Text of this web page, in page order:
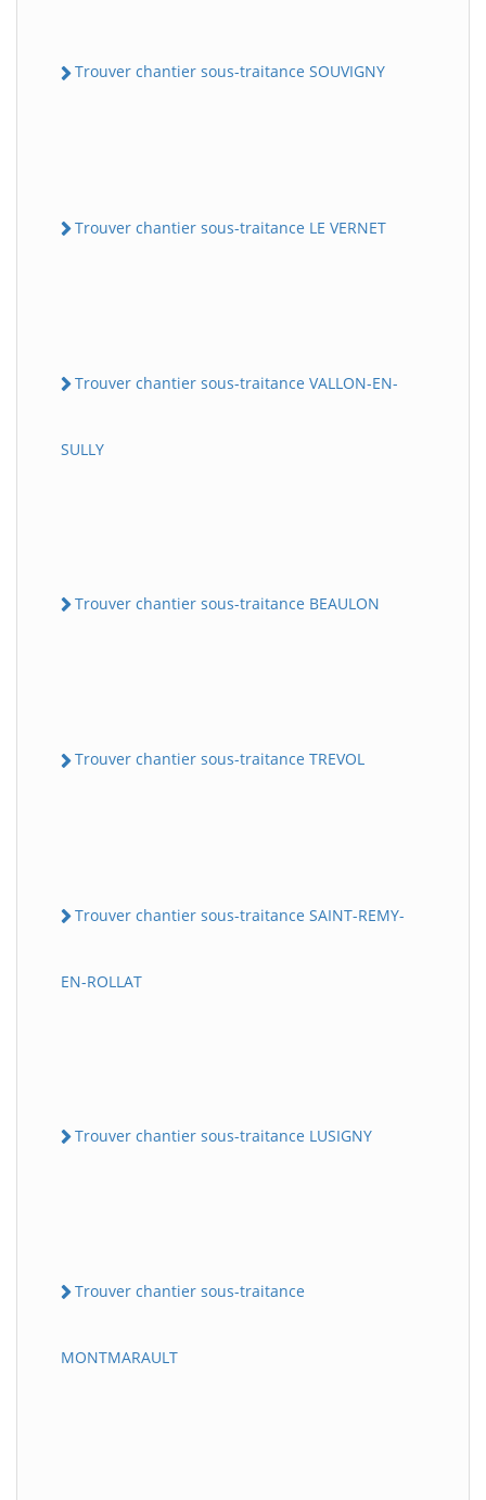
Trouver chantier sous-traitance SOUVIGNY
Trouver chantier sous-traitance LE VERNET
Trouver chantier sous-traitance VALLON-EN-
SULLY
Trouver chantier sous-traitance BEAULON
Trouver chantier sous-traitance TREVOL
Trouver chantier sous-traitance SAINT-REMY-
EN-ROLLAT
Trouver chantier sous-traitance LUSIGNY
Trouver chantier sous-traitance
MONTMARAULT